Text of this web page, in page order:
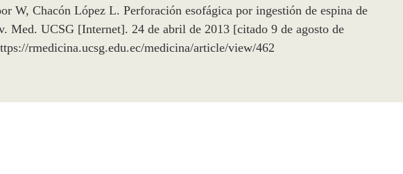
W, Chacón López L. Perforación esofágica por ingestión de espina de
Med. UCSG [Internet]. 24 de abril de 2013 [citado 9 de agosto de
rmedicina.ucsg.edu.ec/medicina/article/view/462